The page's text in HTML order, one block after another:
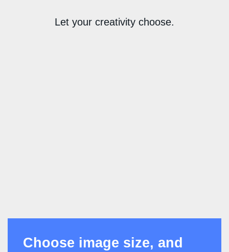
Let your creativity choose.
Choose image size, and